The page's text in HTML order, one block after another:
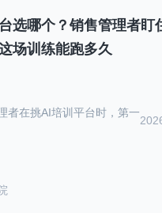
选哪个？销售管理者盯
场训练能跑多久
者在挑AI培训平台时，第一